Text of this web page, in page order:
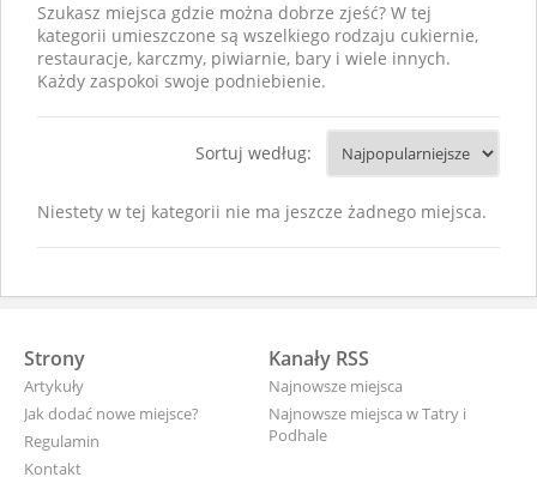
Szukasz miejsca gdzie można dobrze zjeść? W tej
kategorii umieszczone są wszelkiego rodzaju cukiernie,
restauracje, karczmy, piwiarnie, bary i wiele innych.
Każdy zaspokoi swoje podniebienie.
Sortuj według:
Niestety w tej kategorii nie ma jeszcze żadnego miejsca.
Strony
Artykuły
Jak dodać nowe miejsce?
Regulamin
Kontakt
Kanały RSS
Najnowsze miejsca
Najnowsze miejsca w Tatry i
Podhale